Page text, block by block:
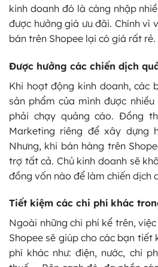
kinh doanh đó là càng nhập
được hưởng giá ưu đãi. Chính vì
bán trên Shopee lại có giá rất rẻ.
Được hưởng các chiến dịch
Khi hoạt động kinh doanh, các
sản phẩm của mình được
phải chạy quảng cáo. Đồng
Marketing riêng để xây dựng
Nhưng, khi bán hàng trên
trợ tất cả. Chủ kinh doanh sẽ
đồng vốn nào để làm chiến dịch
Tiết kiệm các chi phí khác
Ngoài những chi phí kể trên,
Shopee sẽ giúp cho các bạn tiết
phí khác như: điện, nước, chi